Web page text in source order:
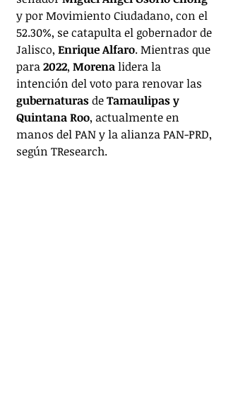
y por Movimiento Ciudadano, con el
52.30%, se catapulta el gobernador de
Jalisco, Enrique Alfaro. Mientras que
para 2022, Morena lidera la
intención del voto para renovar las
gubernaturas de Tamaulipas y
Quintana Roo, actualmente en
manos del PAN y la alianza PAN-PRD,
según TResearch.